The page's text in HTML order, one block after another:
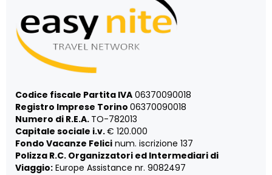
Codice fiscale Partita IVA 06370090018
Registro Imprese Torino 06370090018
Numero di R.E.A. TO-782013
Capitale sociale i.v.€ 120.000
Fondo Vacanze Felici num. iscrizione 137
Polizza R.C. Organizzatori ed Intermediari di
Viaggio: Europe Assistance nr. 9082497